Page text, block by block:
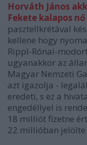
Horváth János
Fekete kalapos
pasztellkrétával
kellene hogy
Rippl-Rónai-
ugyanakkor az
Magyar Nemzeti
azt igazolja -
eredeti, s ez a
engedéllyel is
18 milliót fizetne
22 millióban jelölte